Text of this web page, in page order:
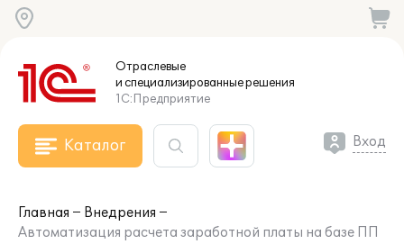
Отраслевые
и специализированныерешения
1С:Предприятие
Каталог Вход
Главная
Внедрения
Автоматизация расчета заработной платы на базе ПП